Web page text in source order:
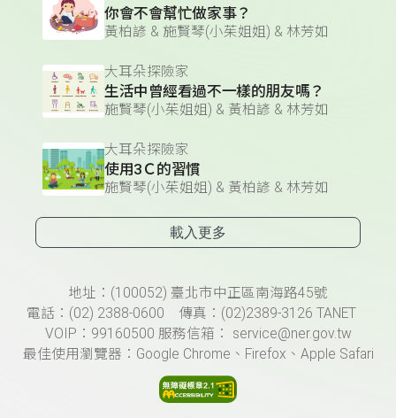
你會不會幫忙做家事？
黃柏諺 & 施賢琴(小茱姐姐) & 林芳如
大耳朵探險家
生活中曾經看過不一樣的朋友嗎？
施賢琴(小茱姐姐) & 黃柏諺 & 林芳如
大耳朵探險家
使用3Ｃ的習慣
施賢琴(小茱姐姐) & 黃柏諺 & 林芳如
載入更多
頁尾資訊地址：(100052) 臺北市中正區南海路45號
電話：(02) 2388-0600 傳真：(02)2389-3126 TANET
VOIP：99160500 服務信箱： service@ner.gov.tw
最佳使用瀏覽器：Google Chrome、Firefox、Apple Safari